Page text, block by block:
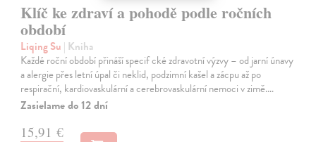
Klíč ke zdraví a pohodě podle ročních
období
Liqing Su | Kniha
Každé roční období přináší specif cké zdravotní výzvy – od jarní únavy
a alergie přes letní úpal či neklid, podzimní kašel a zácpu až po
respirační, kardiovaskulární a cerebrovaskulární nemoci v zimě.…
Zasielame do 12 dní
15,91 €